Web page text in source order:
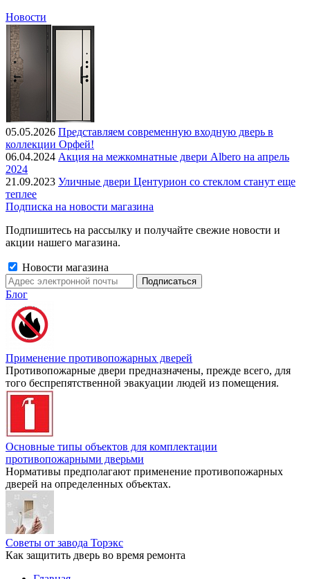
Новости
05.05.2026 Представляем современную входную дверь в
коллекции Орфей!
06.04.2024 Акция на межкомнатные двери Albero на апрель
2024
21.09.2023 Уличные двери Центурион со стеклом станут еще
теплее
Подписка на новости магазина
Подпишитесь на рассылку и получайте свежие новости и
акции нашего магазина.
Новости магазина
Блог
Применение противопожарных дверей
Противопожарные двери предназначены, прежде всего, для
того беспрепятственной эвакуации людей из помещения.
Основные типы объектов для комплектации
противопожарными дверьми
Нормативы предполагают применение противопожарных
дверей на определенных объектах.
Советы от завода Торэкс
Как защитить дверь во время ремонта